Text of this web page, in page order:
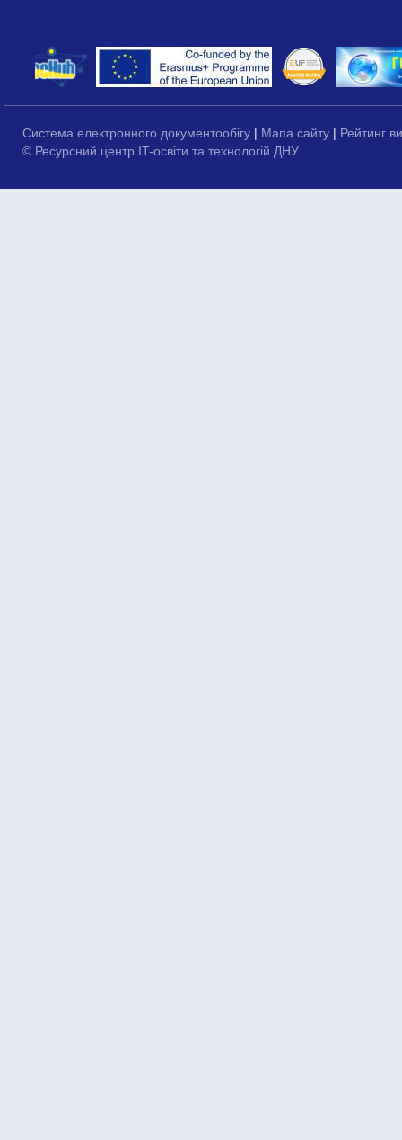
Система електронного документообігу | Мапа сайту | Рейтинг
© Ресурсний центр IT-освіти та технологій ДНУ